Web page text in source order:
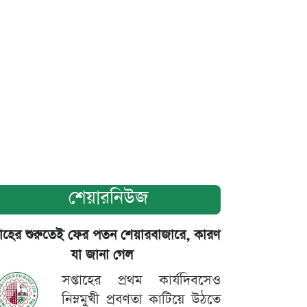
শেয়ারনিউজ
শুরুতেই ফের পতন শেয়ারবাজারে, কারণ
যা জানা গেল
সপ্তাহের প্রথম কার্যদিবসেও
নিম্নমুখী প্রবণতা কাটিয়ে উঠতে